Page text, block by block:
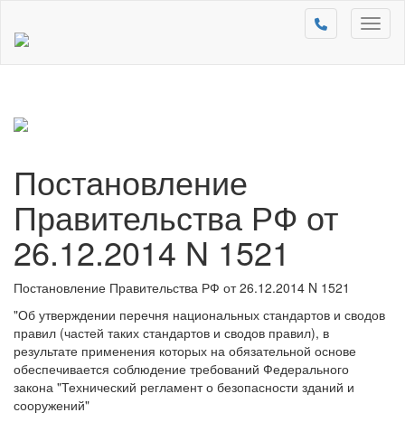
Постановление
Правительства РФ от
26.12.2014 N 1521
Постановление Правительства РФ от 26.12.2014 N 1521
"Об утверждении перечня национальных стандартов и сводов
правил (частей таких стандартов и сводов правил), в
результате применения которых на обязательной основе
обеспечивается соблюдение требований Федерального
закона "Технический регламент о безопасности зданий и
сооружений"